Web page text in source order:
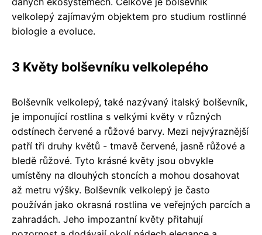
velkolepý zajímavým objektem pro studium rostlinné
biologie a evoluce.
3 Květy bolševníku velkolepého
Bolševník velkolepý, také nazývaný italský bolševník,
je imponující rostlina s velkými květy v různých
odstínech červené a růžové barvy. Mezi nejvýraznější
patří tři druhy květů - tmavě červené, jasně růžové a
bledě růžové. Tyto krásné květy jsou obvykle
umístěny na dlouhých stoncích a mohou dosahovat
až metru výšky. Bolševník velkolepý je často
používán jako okrasná rostlina ve veřejných parcích a
zahradách. Jeho impozantní květy přitahují